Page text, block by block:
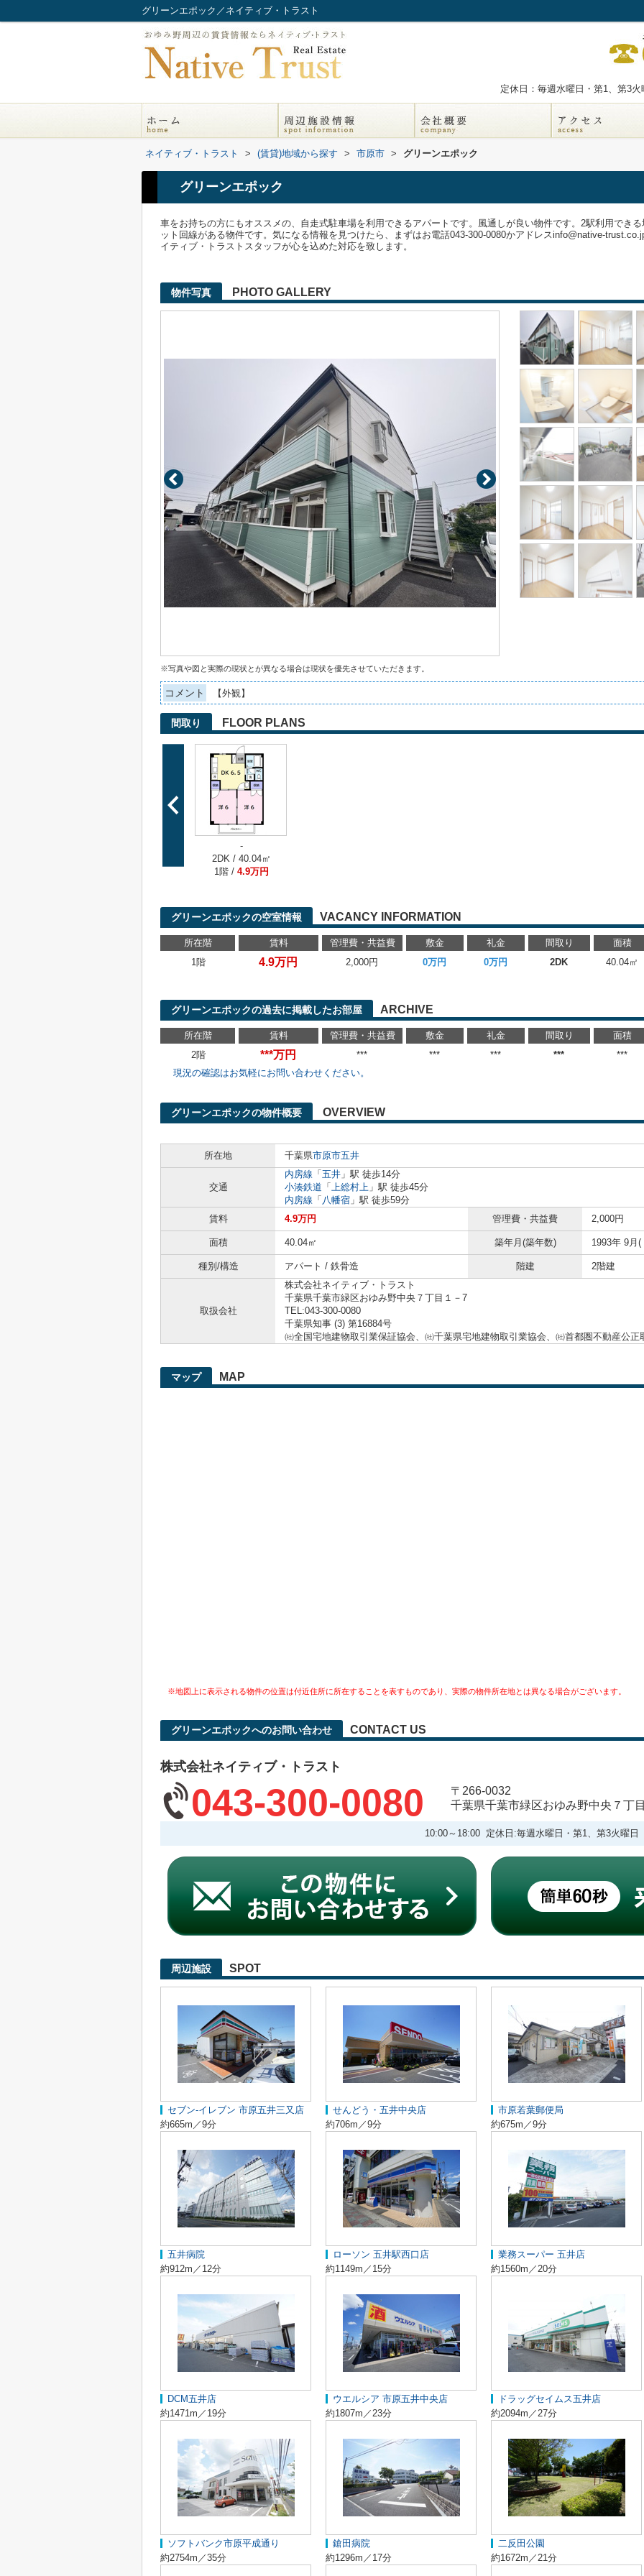
グリーンエポック／ネイティブ・トラスト
定休日：毎週水曜日・第1、第3
ネイティブ・トラスト > (賃貸)地域から探す > 市原市 > グリーンエポック
グリーンエポック
車をお持ちの方にもオススメの、自走式駐車場を利用できるアパートです。風通しが良い物件です。2駅利用でき
ット回線がある物件です。気になる情報を見つけたら、まずはお電話043-300-0080かアドレスinfo@native-
イティブ・トラストスタッフが心を込めた対応を致します。
物件写真 PHOTO GALLERY
※写真や図と実際の現状とが異なる場合は現状を優先させていただきます。
コメント 【外観】
間取り FLOOR PLANS
-
2DK / 40.04㎡
1階 / 4.9万円
グリーンエポックの空室情報 VACANCY INFORMATION
所在階 賃料 管理費・共益費 敷金 礼金 間取り 面積
1階
4.9万円 2,000円 0万円 0万円 2DK 40.04㎡
グリーンエポックの過去に掲載したお部屋 ARCHIVE
所在階 賃料 管理費・共益費 敷金 礼金 間取り 面積
2階
***万円 *** *** *** *** ***
現況の確認はお気軽にお問い合わせください。
グリーンエポックの物件概要 OVERVIEW
所在地
千葉県市原市五井
交通
内房線 「 五井 」駅 徒歩14分
小湊鉄道 「 上総村上 」駅 徒歩45分
内房線 「 八幡宿 」駅 徒歩59分
賃料
4.9万円 管理費・共益費 2,000円
面積 40.04㎡ 築年月(築年数) 1993年 9月
種別/構造 アパート / 鉄骨造 階建 2階建
取扱会社
株式会社ネイティブ・トラスト
千葉県千葉市緑区おゆみ野中央７丁目１－7
TEL:043-300-0080
千葉県知事 (3) 第16884号
㈳全国宅地建物取引業保証協会、㈳千葉県宅地建物取引業協会、㈳首都圏不動産公正
マップ MAP
※地図上に表示される物件の位置は付近住所に所在することを表すものであり、実際の物件所在地とは異なる場合がございます。
グリーンエポックへのお問い合わせ CONTACT US
株式会社ネイティブ・トラスト
043-300-0080
〒266-0032
千葉県千葉市緑区おゆみ野中央７丁
10:00～18:00 定休日:毎週水曜日・第1、第3火曜
周辺施設 SPOT
セブン‐イレブン 市原五井三又店
約665m／9分
せんどう・五井中央店
約706m／9分
市原若葉郵便局
約675m／9分
五井病院
約912m／12分
ローソン 五井駅西口店
約1149m／15分
業務スーパー 五井店
約1560m／20分
DCM五井店
約1471m／19分
ウエルシア 市原五井中央店
約1807m／23分
ドラッグセイムス五井店
約2094m／27分
ソフトバンク市原平成通り
約2754m／35分
鎗田病院
約1296m／17分
二反田公園
約1672m／21分